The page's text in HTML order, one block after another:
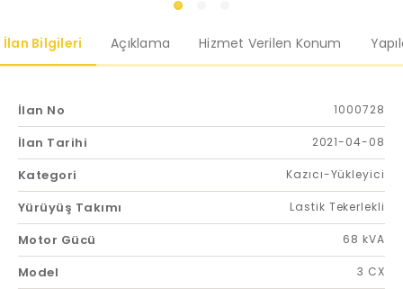
İlan Bilgileri Açıklama Hizmet Verilen Konum
İlan No 1000728
İlan Tarihi 2021-04-08
Kategori Kazıcı-Yükleyici
Yürüyüş Takımı Lastik Tekerlekli
Motor Gücü 68 kVA
Model 3 CX